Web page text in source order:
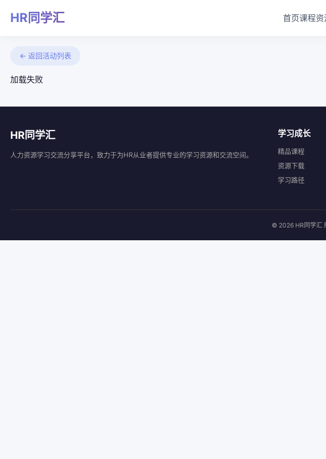
HR同学汇 首页课程资
← 返回活动列表
加载失败
HR同学汇
人力资源学习交流分享平台，致力于为HR从业者提供专业的学习资源和交流空间。
学习成长
精品课程
资源下载
学习路径
© 2026 HR同学汇